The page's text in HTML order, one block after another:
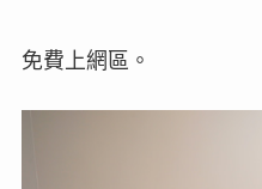
免費上網區。